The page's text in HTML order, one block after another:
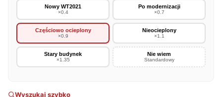
Nowy WT2021
×0.4
Po modernizacji
×0.7
Częściowo ocieplony
×0.9
Nieocieplony
×1.1
Stary budynek
×1.35
Nie wiem
Standardowy
Wyszukaj szybko